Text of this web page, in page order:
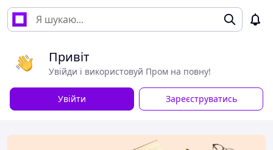
Привіт
Увійди і використовуй Пром на повну!
Увійти Зареєструватись